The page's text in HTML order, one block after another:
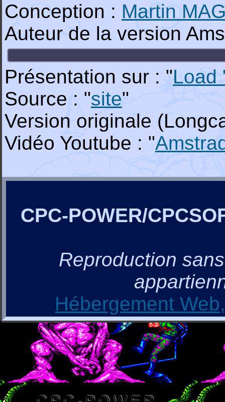
Conception : Martin
Auteur de la version
Présentation sur : "Load
Source : "site"
Version originale
Vidéo Youtube : "
CPC-POWER/
Reproduction
Hébergement